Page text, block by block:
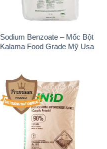
Sodium Benzoate – Mốc Bột
Kalama Food Grade Mỹ Usa